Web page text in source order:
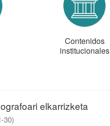
Contenidos
institucionales
elkarrizketa
30)